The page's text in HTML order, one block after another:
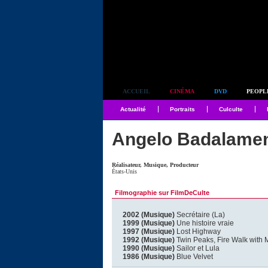
ACCUEIL CINÉMA DVD
Actualité Portraits Culculte
Angelo
Réalisateur, Musique, Producteur
États-Unis
Filmographie sur FilmDeCulte
2002 (Musique) Secrétaire (La)
1999 (Musique) Une histoire vraie
1997 (Musique) Lost Highway
1992 (Musique) Twin Peaks, Fire Walk with
1990 (Musique) Sailor et Lula
1986 (Musique) Blue Velvet